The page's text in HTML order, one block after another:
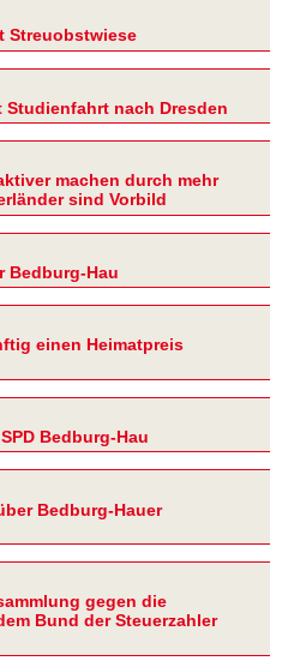
Streuobstwiese
Studienfahrt nach Dresden
machen durch mehr
sind Vorbild
Bedburg-Hau
einen Heimatpreis
Bedburg-Hau
Bedburg-Hauer
gegen die
Bund der Steuerzahler